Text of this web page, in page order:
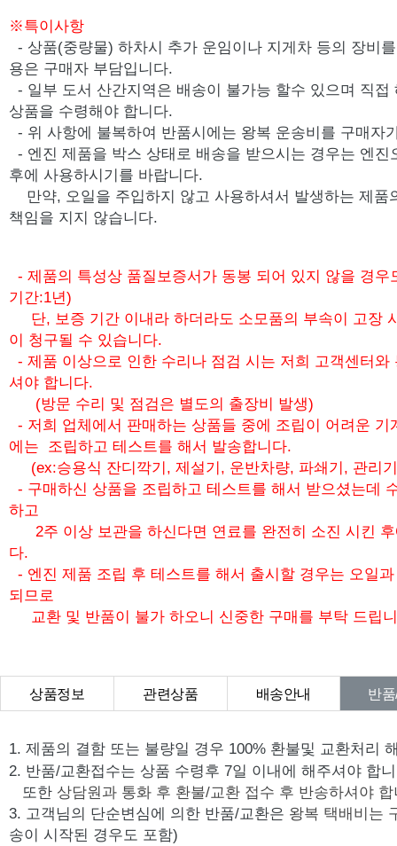
※특이사항
- 상품(중량물) 하차시 추가 운임이나 지게차 등의 장비
용은 구매자 부담입니다.
- 일부 도서 산간지역은 배송이 불가능 할수 있으며 직접
상품을 수령해야 합니다.
- 위 사항에 불복하여 반품시에는 왕복 운송비를 구매자
- 엔진 제품을 박스 상태로 배송을 받으시는 경우는 엔진
후에 사용하시기를 바랍니다.
만약, 오일을 주입하지 않고 사용하셔서 발생하는 제품
책임을 지지 않습니다.
- 제품의 특성상 품질보증서가 동봉 되어 있지 않을 경우
기간:1년)
단, 보증 기간 이내라 하더라도 소모품의 부속이 고장
이 청구될 수 있습니다.
- 제품 이상으로 인한 수리나 점검 시는 저희 고객센터와
셔야 합니다.
(방문 수리 및 점검은 별도의 출장비 발생)
- 저희 업체에서 판매하는 상품들 중에 조립이 어려운 기
에는 조립하고 테스트를 해서 발송합니다.
(ex:승용식 잔디깍기, 제설기, 운반차량, 파쇄기, 관리
- 구매하신 상품을 조립하고 테스트를 해서 받으셨는데
하고
2주 이상 보관을 하신다면 연료를 완전히 소진 시킨 후
다.
- 엔진 제품 조립 후 테스트를 해서 출시할 경우는 오일
되므로
교환 및 반품이 불가 하오니 신중한 구매를 부탁 드립
상품정보 관련상품 배송안내 반
1. 제품의 결함 또는 불량일 경우 100% 환불및 교환처리
2. 반품/교환접수는 상품 수령후 7일 이내에 해주셔야 합
또한 상담원과 통화 후 환불/교환 접수 후 반송하셔야
3. 고객님의 단순변심에 의한 반품/교환은 왕복 택배비는
송이 시작된 경우도 포함)